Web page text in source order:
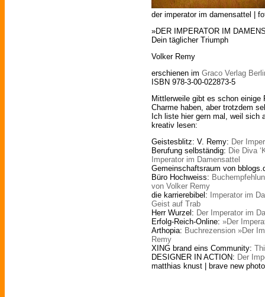
der imperator im damensattel |
»DER IMPERATOR IM
Dein täglicher Triumph
Volker Remy
erschienen im Graco Verlag
ISBN 978-3-00-022873-5
Mittlerweile gibt es schon einige
Charme haben, aber trotzdem
Ich liste hier gern mal, weil sich
kreativ lesen:
Geistesblitz: V. Remy: Der
Berufung selbständig: Die Diva
Imperator im Damensattel
Gemeinschaftsraum von
Büro Hochweiss:
von Volker Remy
die karrierebibel:
Imperator im
Geist auf Trab
Herr Wurzel: Der Imperator im
Erfolg-Reich-Online: »Der
Arthopia: Buchrezension »Der
Remy
XING brand eins Community:
DESIGNER IN ACTION: Der
matthias knust | brave new